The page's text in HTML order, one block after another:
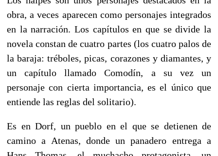
obra, a veces aparecen como personajes integrados
en la narración. Los capítulos en que se divide la
novela constan de cuatro partes (los cuatro palos de
la baraja: tréboles, picas, corazones y diamantes, y
un capítulo llamado Comodín, a su vez un
personaje con cierta importancia, es el único que
entiende las reglas del solitario).
Es en Dorf, un pueblo en el que se detienen de
camino a Atenas, donde un panadero entrega a